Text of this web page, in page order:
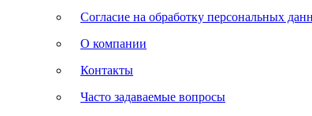
Согласие на обработку персональных
О компании
Контакты
Часто задаваемые вопросы